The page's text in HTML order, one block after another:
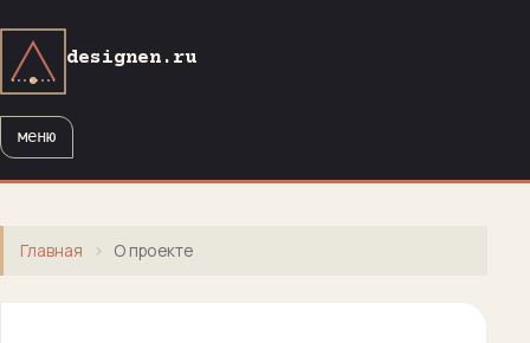
designen.ru
меню
Главная › О проекте